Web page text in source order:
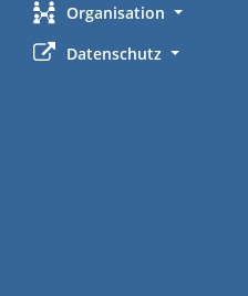
Organisation
Datenschutz